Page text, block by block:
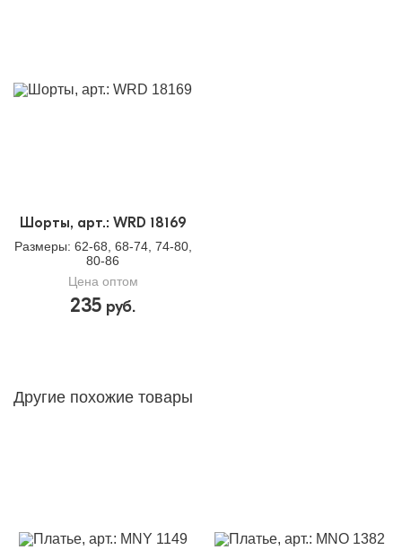
Шорты, арт.: WRD 18169
Размеры: 62-68, 68-74, 74-80,
80-86
Цена оптом
235 руб.
Другие похожие товары